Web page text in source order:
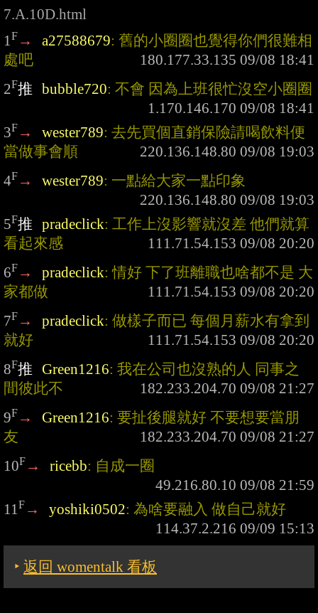
7.A.10D.html
1F → a27588679: 舊的小圈圈也覺得你們很難相
處吧
2F推 bubble720: 不會 因為上班很忙沒空小圈圈
3F → wester789: 去先買個直銷保險請喝飲料便
當做事會順
4F → wester789: 一點給大家一點印象
5F推 pradeclick: 工作上沒影響就沒差 他們就算
看起來感
6F → pradeclick: 情好 下了班離職也啥都不是 大
家都做
7F → pradeclick: 做樣子而已 每個月薪水有拿到
就好
8F推 Green1216: 我在公司也沒熟的人 同事之
間彼此不
9F → Green1216: 要扯後腿就好 不要想要當朋
友
10F → ricebb: 自成一圈
11F → yoshiki0502: 為啥要融入 做自己就好
‣ 返回 womentalk 看板